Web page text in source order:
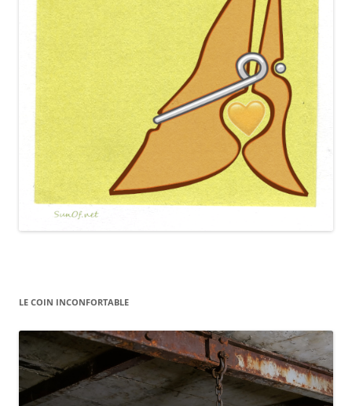
LE COIN INCONFORTABLE